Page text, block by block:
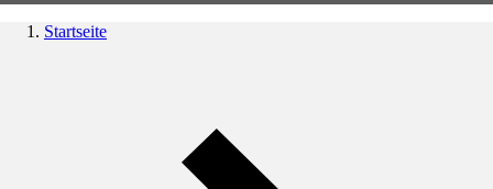
Startseite